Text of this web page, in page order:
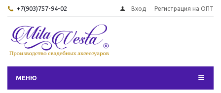
+7(903)757-94-02 Вход Регистрация на ОПТ
МЕНЮ